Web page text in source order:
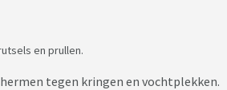
en prullen.
tegen kringen en vochtplekken.